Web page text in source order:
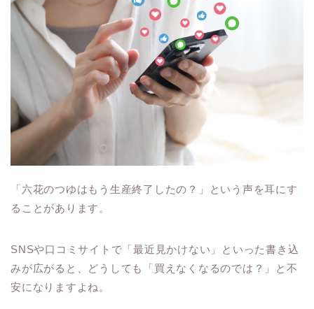
「六花のつゆはもう生産終了したの？」という声を耳にす
ることがあります。
SNSや口コミサイトで「最近見かけない」といった書き込
みが広がると、どうしても「買えなくなるのでは？」と不
安になりますよね。